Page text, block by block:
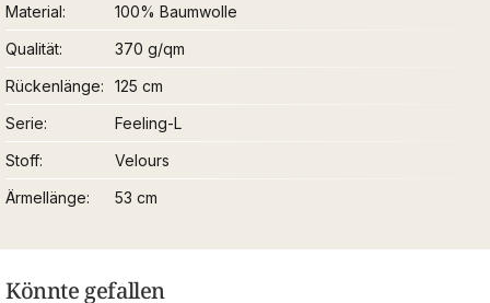
Material
100% Baumwolle
Qualität
370 g/qm
Rückenlänge
125 cm
Serie
Feeling-L
Stoff
Velours
Ärmellänge
53 cm
Könnte gefallen